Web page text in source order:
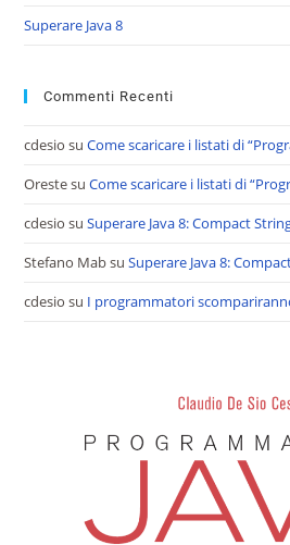
Superare Java 8
Commenti Recenti
cdesio suCome scaricare i listati di
OrestesuCome scaricare i listati di
cdesio suSuperare Java 8: Compact
Stefano MabsuSuperare Java 8:
cdesio su I programmatori